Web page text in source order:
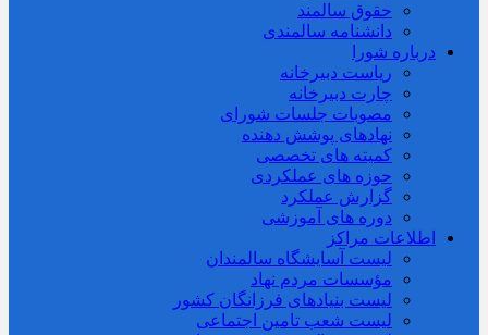
حقوق سالمند
دانشنامه سالمندی
درباره شورا
ریاست دبیرخانه
چارت دبیرخانه
مصوبات جلسات شورای
نهادهای پوشش دهنده
کمیته های تخصصی
حوزه های عملکردی
گزارش عملکرد
دوره های آموزشی
اطلاعات مراکز
لیست آسایشگاه سالمندان
مؤسسات مردم نهاد
لیست بنیادهای فرزانگان کشور
لیست شعب تامین اجتماعی